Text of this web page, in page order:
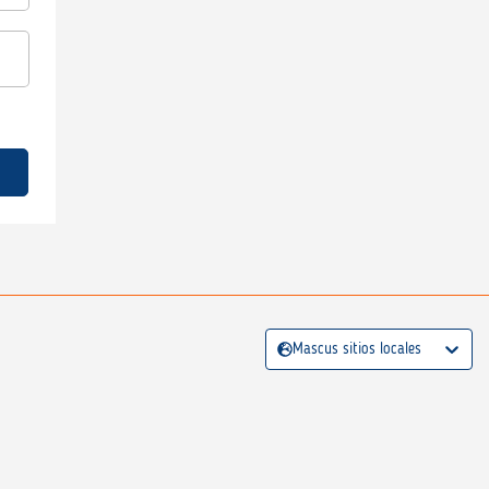
Mascus sitios locales